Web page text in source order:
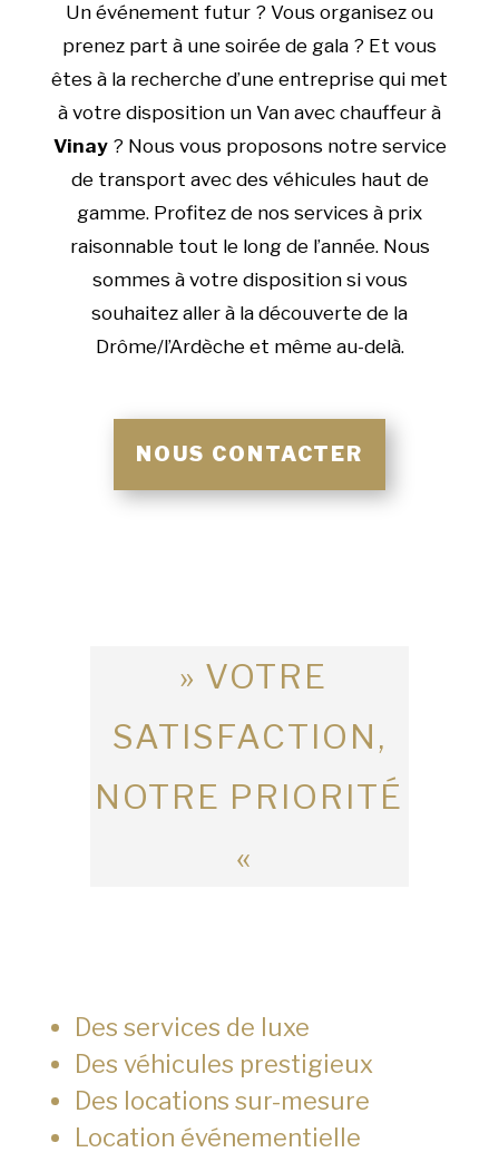
Un événement futur ? Vous organisez ou
prenez part à une soirée de gala ? Et vous
êtes à la recherche d’une entreprise qui met
à votre disposition un Van avec chauffeur à
Vinay? Nous vous proposons notre service
de transport avec des véhicules haut de
gamme. Profitez de nos services à prix
raisonnable tout le long de l’année. Nous
sommes à votre disposition si vous
souhaitez aller à la découverte de la
Drôme/l’Ardèche et même au-delà.
NOUS CONTACTER
» VOTRE
SATISFACTION,
NOTRE PRIORITÉ
«
Des services de luxe
Des véhicules prestigieux
Des locations sur-mesure
Location événementielle